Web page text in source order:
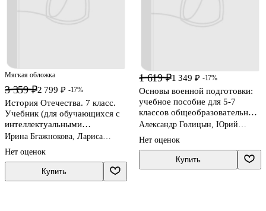
Мягкая обложка
3 359 ₽2 799 ₽ -17%
История Отечества. 7 класс.
Учебник (для обучающихся с
интеллектуальными
нарушениями)
Ирина Бгажнокова, Лариса
Нет оценок
Купить
1 619 ₽1 349 ₽ -17%
Основы военной подготовки:
учебное пособие для 5-7
классов общеобразовательных
организаций: в 3-х частях.
Александр Голицын, Юрий
Слободский
Нет оценок
Купить